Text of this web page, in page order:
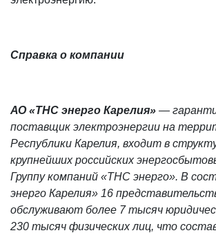
Справка о компании
АО «ТНС энерго Карелия» —
поставщик электроэнергии на
Республики Карелия, входит в
крупнейших российских
Группу компаний «ТНС энерго». В
энерго Карелия» 16
обслуживают более 7 тысяч
230 тысяч физических лиц, что